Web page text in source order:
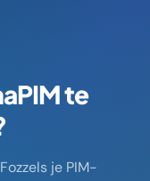
te
je PIM-